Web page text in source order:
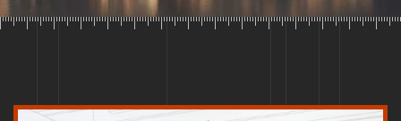
Nuestros equipos mejoran la señal de la red WiFi que
Fincas, Ranchos, Condominios.